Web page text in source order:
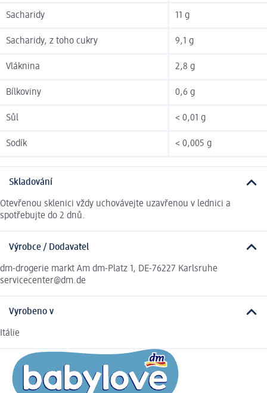
Sacharidy 11 g
Sacharidy, z toho cukry 9,1 g
Vláknina 2,8 g
Bílkoviny 0,6 g
Sůl < 0,01 g
Sodík < 0,005 g
Skladování
Otevřenou sklenici vždy uchovávejte uzavřenou v lednici a
spotřebujte do 2 dnů.
Výrobce / Dodavatel
dm-drogerie markt Am dm-Platz 1, DE-76227 Karlsruhe
servicecenter@dm.de
Vyrobeno v
Itálie